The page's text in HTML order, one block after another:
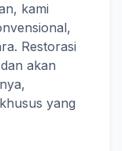
kami
Restorasi
akan
yang